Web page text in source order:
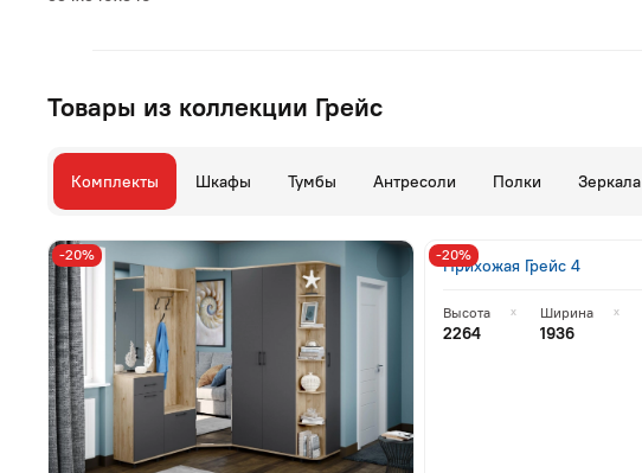
Товары из коллекции Грейс
Комплекты Шкафы Тумбы Антресоли Полки Зеркала
-20%
Прихожая Грейс 4
Высота
2264
Ширина
1936
-20%